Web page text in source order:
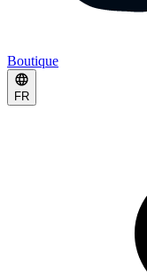
Boutique
FR